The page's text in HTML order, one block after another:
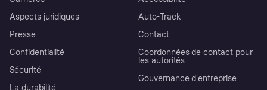
Aspects juridiques
Presse
Confidentialité
Sécurité
Auto-Track
Contact
Coordonnées de contact pour
les autorités
Gouvernance d’entreprise